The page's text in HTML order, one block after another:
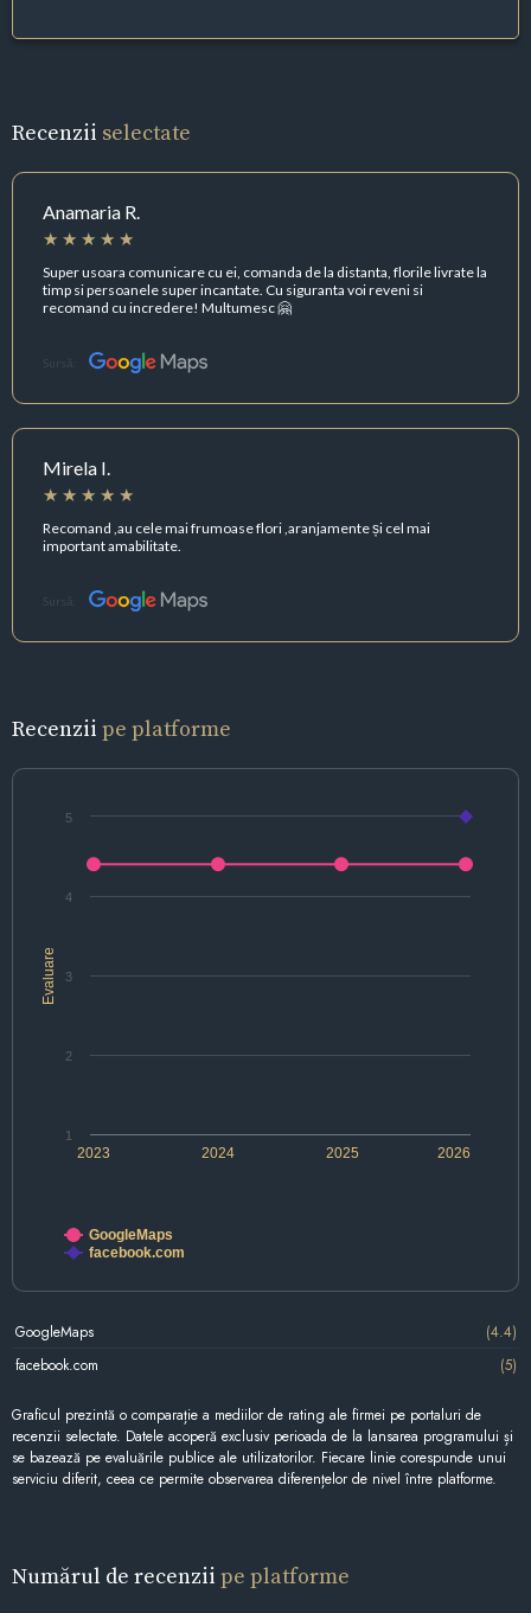
Recenzii selectate
Anamaria R.
Super usoara comunicare cu ei, comanda de la distanta, florile livrate la
timp si persoanele super incantate. Cu siguranta voi reveni si
recomand cu incredere! Multumesc 🤗
Sursă:
Mirela I.
Recomand ,au cele mai frumoase flori ,aranjamente și cel mai
important amabilitate.
Sursă:
Recenzii pe platforme
Evaluare
2024 2026
2023 2025
1
2
3
4
5
GoogleMaps
facebook.com
GoogleMaps
(4.4)
facebook.com
(5)
Graficul prezintă o comparație a mediilor de rating ale firmei pe portaluri de
recenzii selectate. Datele acoperă exclusiv perioada de la lansarea programului și
se bazează pe evaluările publice ale utilizatorilor. Fiecare linie corespunde unui
serviciu diferit, ceea ce permite observarea diferențelor de nivel între platforme.
Numărul de recenzii pe platforme